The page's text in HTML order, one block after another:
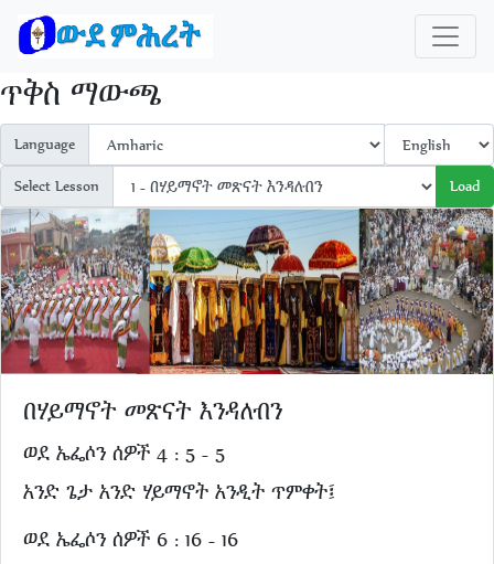
ጥቅስ ማውጫ
Language
Select Lesson
Load
በሃይማኖት መጽናት እንዳለብን
ወደ ኤፌሶን ሰዎች 4 : 5 - 5
አንድ ጌታ አንድ ሃይማኖት አንዲት ጥምቀት፤
ወደ ኤፌሶን ሰዎች 6 : 16 - 16